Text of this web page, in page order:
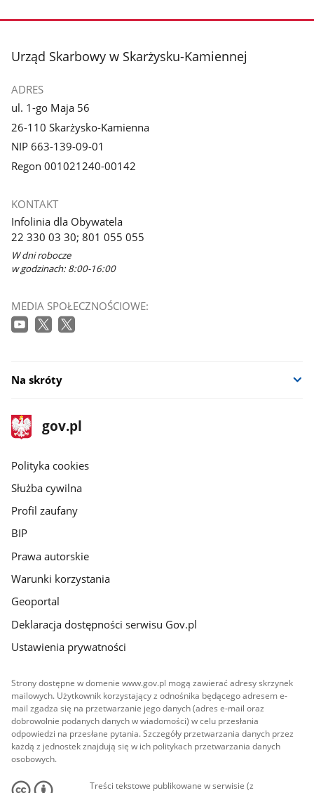
stopka
Urząd Skarbowy w Skarżysku-Kamiennej
ADRES
ul. 1-go Maja 56
26-110 Skarżysko-Kamienna
NIP 663-139-09-01
Regon 001021240-00142
KONTAKT
Infolinia dla Obywatela
22 330 03 30; 801 055 055
W dni robocze
w godzinach: 8:00-16:00
MEDIA SPOŁECZNOŚCIOWE:
Na skróty
stopka
gov.pl
Strona
gov.pl
gov.pl
Polityka cookies
Służba cywilna
Profil zaufany
BIP
Prawa autorskie
Warunki korzystania
Geoportal
Deklaracja dostępności serwisu Gov.pl
Ustawienia prywatności
Strony dostępne w domenie www.gov.pl mogą zawierać adresy skrzynek
mailowych. Użytkownik korzystający z odnośnika będącego adresem e-
mail zgadza się na przetwarzanie jego danych (adres e-mail oraz
dobrowolnie podanych danych w wiadomości) w celu przesłania
odpowiedzi na przesłane pytania. Szczegóły przetwarzania danych przez
każdą z jednostek znajdują się w ich politykach przetwarzania danych
osobowych.
Treści tekstowe publikowane w serwisie (z